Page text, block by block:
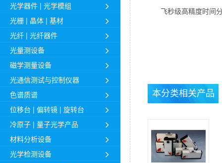
光学器件 | 光学模组
光栅 | 晶体 | 基材
光纤 | 光纤器件
光量测设备
磁学测量设备
光通信测试与控制仪器
色谱质谱
位移台 | 偏转镜 | 旋转台
冷原子 | 量子光学产品
材料分析设备
光学检测设备
该系统提供高精度
飞秒级高精度时间
本分类相关产品